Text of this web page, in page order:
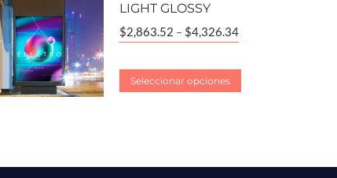
LIGHT GLOSSY
$2,863.52 – $4,326.34
Seleccionar opciones